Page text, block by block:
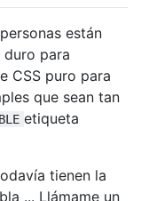
están
para
CSS puro para
que sean tan
etiqueta
tienen la
... Llámame un